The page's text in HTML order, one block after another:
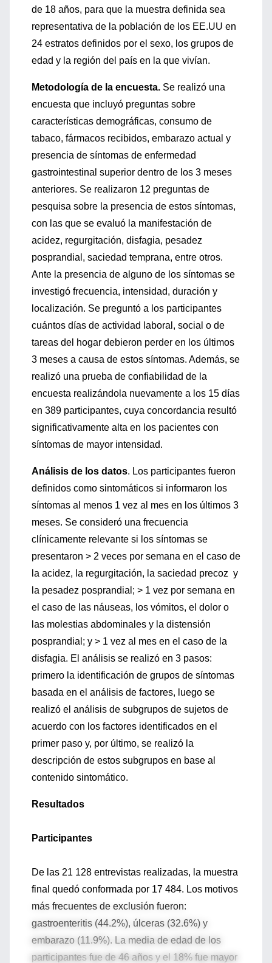
de 18 años, para que la muestra definida sea
representativa de la población de los EE.UU en
24 estratos definidos por el sexo, los grupos de
edad y la región del país en la que vivían.
Metodología de la encuesta. Se realizó una
encuesta que incluyó preguntas sobre
características demográficas, consumo de
tabaco, fármacos recibidos, embarazo actual y
presencia de síntomas de enfermedad
gastrointestinal superior dentro de los 3 meses
anteriores. Se realizaron 12 preguntas de
pesquisa sobre la presencia de estos síntomas,
con las que se evaluó la manifestación de
acidez, regurgitación, disfagia, pesadez
posprandial, saciedad temprana, entre otros.
Ante la presencia de alguno de los síntomas se
investigó frecuencia, intensidad, duración y
localización. Se preguntó a los participantes
cuántos días de actividad laboral, social o de
tareas del hogar debieron perder en los últimos
3 meses a causa de estos síntomas. Además, se
realizó una prueba de confiabilidad de la
encuesta realizándola nuevamente a los 15 días
en 389 participantes, cuya concordancia resultó
significativamente alta en los pacientes con
síntomas de mayor intensidad.
Análisis de los datos. Los participantes fueron
definidos como sintomáticos si informaron los
síntomas al menos 1 vez al mes en los últimos 3
meses. Se consideró una frecuencia
clínicamente relevante si los síntomas se
presentaron > 2 veces por semana en el caso de
la acidez, la regurgitación, la saciedad precoz y
la pesadez posprandial; > 1 vez por semana en
el caso de las náuseas, los vómitos, el dolor o
las molestias abdominales y la distensión
posprandial; y > 1 vez al mes en el caso de la
disfagia. El análisis se realizó en 3 pasos:
primero la identificación de grupos de síntomas
basada en el análisis de factores, luego se
realizó el análisis de subgrupos de sujetos de
acuerdo con los factores identificados en el
primer paso y, por último, se realizó la
descripción de estos subgrupos en base al
contenido sintomático.
Resultados
Participantes
De las 21 128 entrevistas realizadas, la muestra
final quedó conformada por 17 484. Los motivos
más frecuentes de exclusión fueron:
gastroenteritis (44.2%), úlceras (32.6%) y
embarazo (11.9%). La media de edad de los
participantes fue de 46 años y el 18% fue mayor